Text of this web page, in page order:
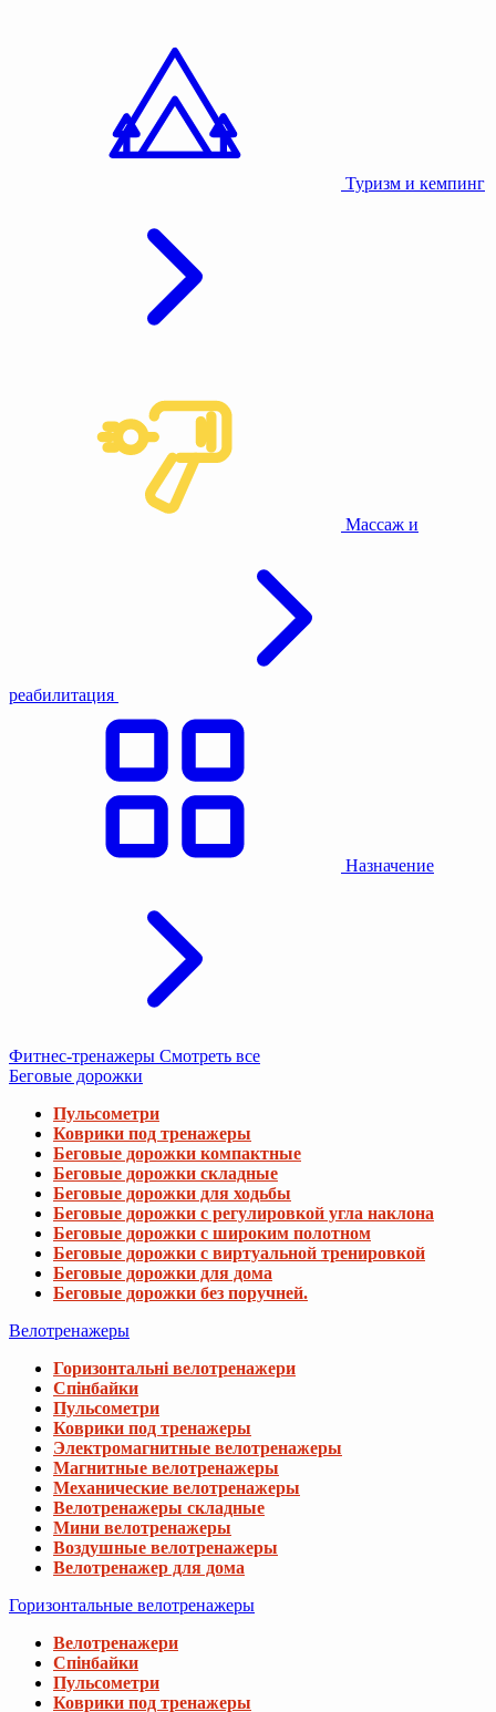
Туризм и кемпинг
Массаж и
реабилитация
Назначение
Фитнес-тренажеры Смотреть все
Беговые дорожки
Пульсометри
Коврики под тренажеры
Беговые дорожки компактные
Беговые дорожки складные
Беговые дорожки для ходьбы
Беговые дорожки с регулировкой угла наклона
Беговые дорожки с широким полотном
Беговые дорожки с виртуальной тренировкой
Беговые дорожки для дома
Беговые дорожки без поручней.
Велотренажеры
Горизонтальні велотренажери
Спінбайки
Пульсометри
Коврики под тренажеры
Электромагнитные велотренажеры
Магнитные велотренажеры
Механические велотренажеры
Велотренажеры складные
Мини велотренажеры
Воздушные велотренажеры
Велотренажер для дома
Горизонтальные велотренажеры
Велотренажери
Спінбайки
Пульсометри
Коврики под тренажеры